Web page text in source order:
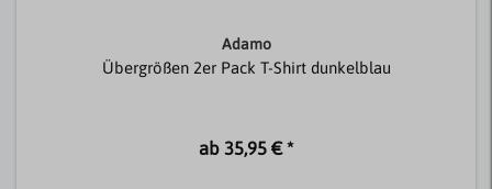
Adamo
Übergrößen 2er Pack T-Shirt dunkelblau
ab 35,95 € *